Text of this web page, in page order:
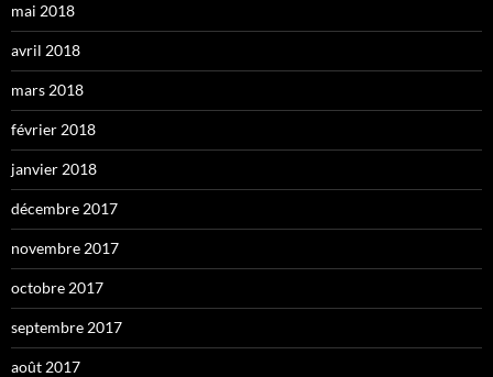
mai 2018
avril 2018
mars 2018
février 2018
janvier 2018
décembre 2017
novembre 2017
octobre 2017
septembre 2017
août 2017